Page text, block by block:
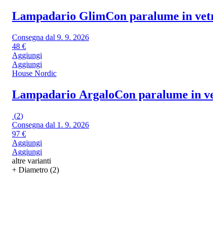
Lampadario GlimCon paralume in
Consegna dal 9. 9. 2026
48 €
Aggiungi
Aggiungi
House Nordic
Lampadario ArgaloCon paralume in
(2)
Consegna dal 1. 9. 2026
97 €
Aggiungi
Aggiungi
altre varianti
+ Diametro (2)